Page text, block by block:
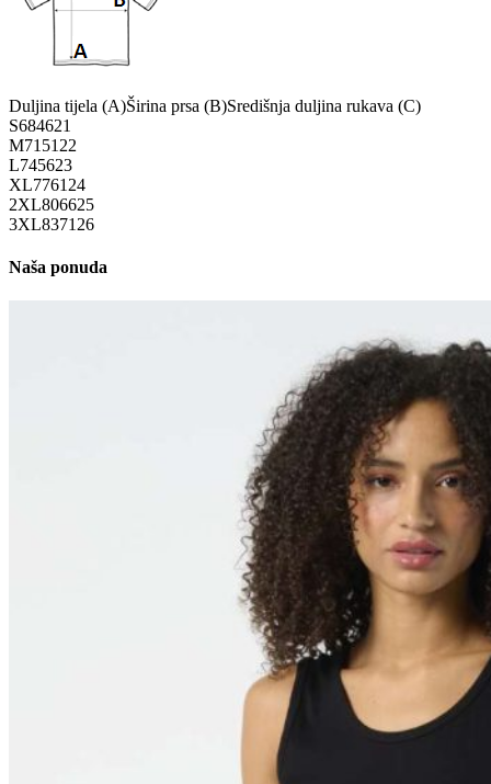
Duljina tijela (A)Širina prsa (B)Središnja duljina rukava (C)
S684621
M71 51 22
L745623
XL7761 24
2XL806625
3XL8371 26
Naša ponuda